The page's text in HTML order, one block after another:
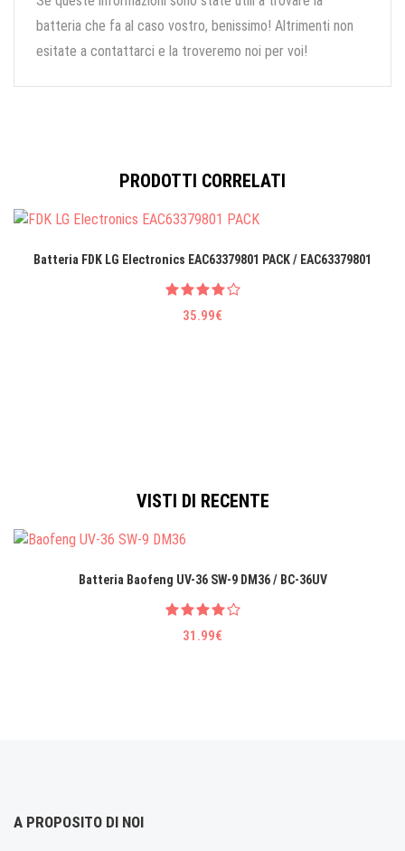
batteria che fa al caso vostro, benissimo! Altrimenti non
esitate a contattarci e la troveremo noi per voi!
PRODOTTI CORRELATI
Batteria FDK LG EIectronics EAC63379801 PACK / EAC63379801
35.99€
VISTI DI RECENTE
Batteria Baofeng UV-36 SW-9 DM36 / BC-36UV
31.99€
A PROPOSITO DI NOI